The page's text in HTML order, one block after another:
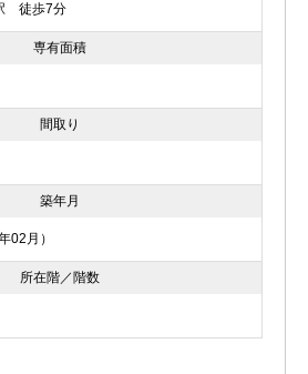
徒歩7分
専有面積
間取り
築年月
02月）
所在階／階数